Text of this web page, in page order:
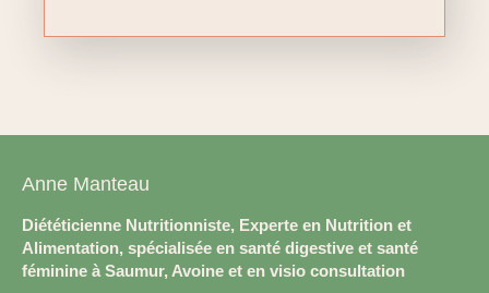
Anne Manteau
Diététicienne Nutritionniste, Experte en Nutrition et
Alimentation, spécialisée en santé digestive et santé
féminine à Saumur, Avoine et en visio consultation